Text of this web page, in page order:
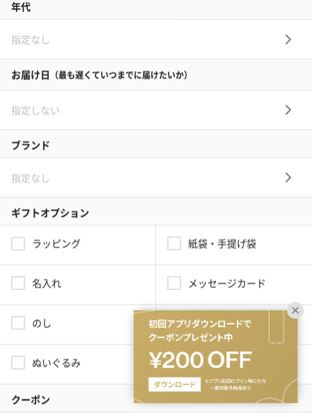
ブランドから探す
シーンから探す
誕生日
結婚祝い
出産祝い
結婚記念日
お礼